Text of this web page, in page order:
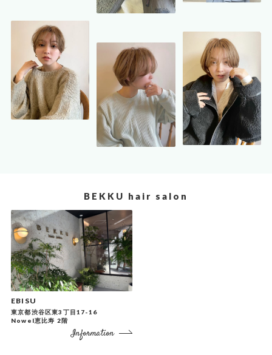
BEKKU hair salon
EBISU
東京都渋谷区東3丁目17-16
Nowel恵比寿 2階
Information